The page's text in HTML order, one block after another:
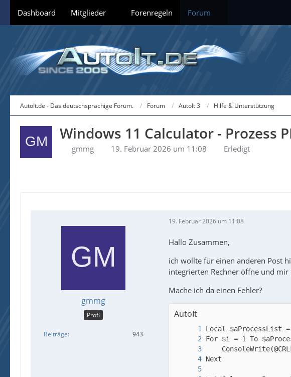
Dashboard Mitglieder Forenregeln Forum
AutoIt.de - Das deutschsprachige Forum. Forum AutoIt 3 Hilfe & Unterstützung
Windows 11 Calculator - Prozess
gmmg 19. Februar 2026 um 11:08 Erledigt
gmmg
Profi
Beiträge 943
19. Februar 2026 um 11:08
Hallo Zusammen,
ich wollte für einen anderen Post
integrierten Rechner öffne und mir
Mache ich da einen Fehler?
AutoIt